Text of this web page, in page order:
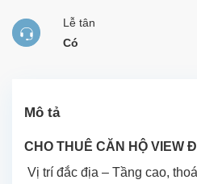
Lễ tân
Có
Mô tả
CHO THUÊ CĂN HỘ VIEW
Vị trí đắc địa – Tầng cao,